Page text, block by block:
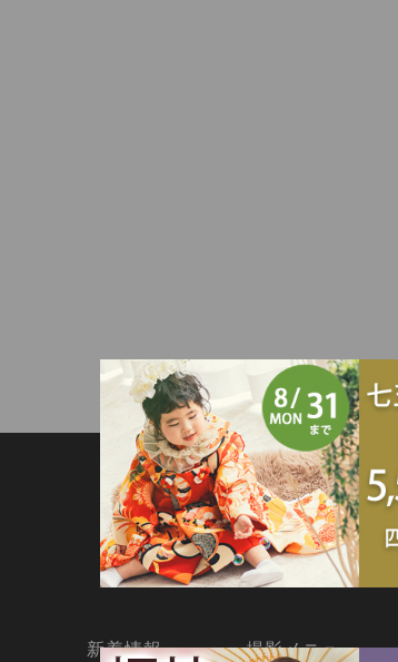
SITEMAP
新着情報 撮影メニュー